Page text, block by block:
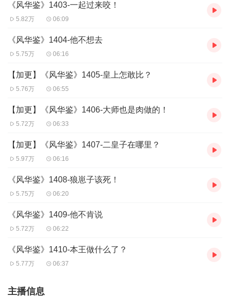
《风华鉴》1403-一起过来咬！
5.82万 06:09
《风华鉴》1404-他不想去
5.75万 06:16
【加更】《风华鉴》1405-皇上怎敢比？
5.76万 06:55
【加更】《风华鉴》1406-大师也是肉做的！
5.72万 06:33
【加更】《风华鉴》1407-二皇子在哪里？
5.97万 06:16
《风华鉴》1408-狼崽子该死！
5.75万 06:20
《风华鉴》1409-他不肯说
5.72万 06:22
《风华鉴》1410-本王做什么了？
5.77万 06:37
主播信息